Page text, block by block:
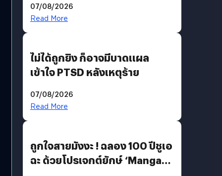
07/08/2026
Read More
ไม่ได้ถูกยิง ก็อาจมีบาดแผล
เข้าใจ PTSD หลังเหตุร้าย
07/08/2026
Read More
ถูกใจสายมังงะ ! ฉลอง 100 ปีชูเอ
ฉะ ด้วยโปรเจกต์ยักษ์ ‘Manga